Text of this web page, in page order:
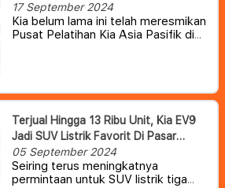
Wilayah Asia Pasifik
17 September 2024
Kia belum lama ini telah meresmikan
Pusat Pelatihan Kia Asia Pasifik di
total nilai investasi sebesar RM
3.000.000.
Terjual Hingga 13 Ribu Unit, Kia EV9
Jadi SUV Listrik Favorit Di Pasar
Amerika Serikat
05 September 2024
Seiring terus meningkatnya
permintaan untuk SUV listrik tiga